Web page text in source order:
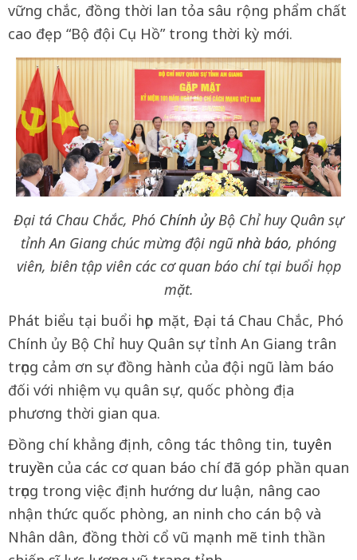
vững chắc, đồng thời lan tỏa sâu rộng phẩm chất
cao đẹp “Bộ đội Cụ Hồ” trong thời kỳ mới.
Đại tá Chau Chắc, Phó Chính ủyBộ Chỉ huy Quân sự
tỉnh An Giang chúc mừng đội ngũ nhà báo, phóng
viên, biên tập viên các cơ quan báo chí tại buổi họp
mặt.
Phát biểu tại buổi họp mặt, Đại tá Chau Chắc, Phó
Chính ủy Bộ Chỉ huy Quân sự tỉnh An Giang trân
trọng cảm ơn sự đồng hành của đội ngũ làm báo
đối với nhiệm vụ quân sự, quốc phòng địa
phương thời gian qua.
Đồng chí khẳng định, công tác thông tin, tuyên
truyền của các cơ quan báo chí đã góp phần quan
trọng trong việc định hướng dư luận, nâng cao
nhận thức quốc phòng, an ninh cho cán bộ và
Nhân dân, đồng thời cổ vũ mạnh mẽ tinh thần